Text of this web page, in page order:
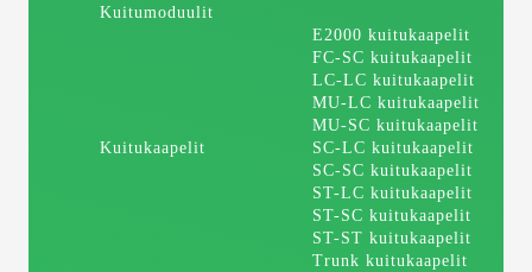
Kuitumoduulit
Kuitukaapelit
E2000 kuitukaapelit
FC-SC kuitukaapelit
LC-LC kuitukaapelit
MU-LC kuitukaapelit
MU-SC kuitukaapelit
SC-LC kuitukaapelit
SC-SC kuitukaapelit
ST-LC kuitukaapelit
ST-SC kuitukaapelit
ST-ST kuitukaapelit
Trunk kuitukaapelit